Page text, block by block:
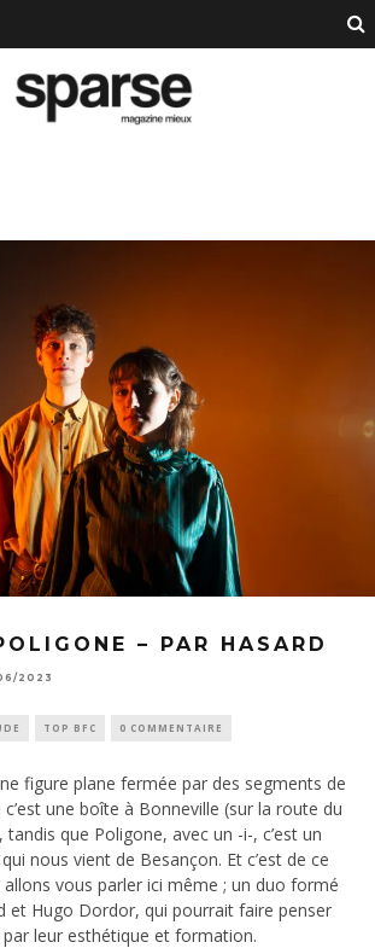
– PAR HASARD
2023
TOP BFC 0 COMMENTAIRE
figure plane fermée par des segments de
une boîte à Bonneville (sur la route du
que Poligone, avec un -i-, c’est un
nous vient de Besançon. Et c’est de ce
vous parler ici même ; un duo formé
et Hugo Dordor, qui pourrait faire penser
leur esthétique et formation.